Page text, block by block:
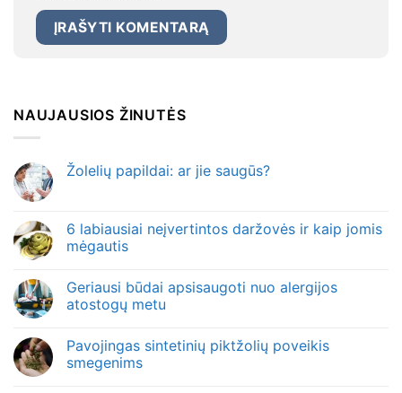
NAUJAUSIOS ŽINUTĖS
Žolelių papildai: ar jie saugūs?
6 labiausiai neįvertintos daržovės ir kaip jomis
mėgautis
Geriausi būdai apsisaugoti nuo alergijos
atostogų metu
Pavojingas sintetinių piktžolių poveikis
smegenims